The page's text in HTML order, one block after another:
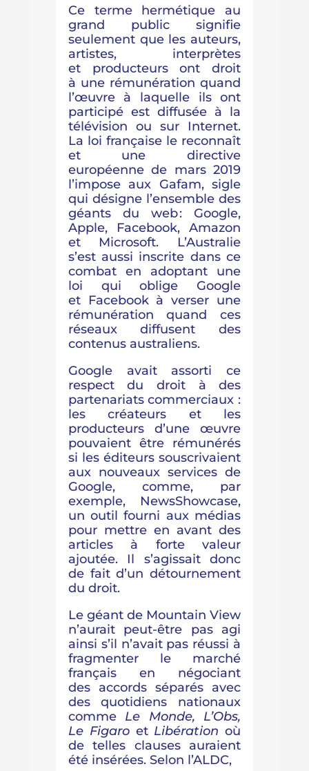
Ce terme hermétique au
grand public signifie
seulement que les auteurs,
artistes, interprètes
et producteurs ont droit
à une rémunération quand
l’œuvre à laquelle ils ont
participé est diffusée à la
télévision ou sur Internet.
La loi française le reconnaît
et une directive
européenne de mars 2019
l’impose aux Gafam, sigle
qui désigne l’ensemble des
géants du web : Google,
Apple, Facebook, Amazon
et Microsoft. L’Australie
s’est aussi inscrite dans ce
combat en adoptant une
loi qui oblige Google
et Facebook à verser une
rémunération quand ces
réseaux diffusent des
contenus australiens.
Google avait assorti ce
respect du droit à des
partenariats commerciaux :
les créateurs et les
producteurs d’une œuvre
pouvaient être rémunérés
si les éditeurs souscrivaient
aux nouveaux services de
Google, comme, par
exemple, NewsShowcase,
un outil fourni aux médias
pour mettre en avant des
articles à forte valeur
ajoutée. Il s’agissait donc
de fait d’un détournement
du droit.
Le géant de Mountain View
n’aurait peut-être pas agi
ainsi s’il n’avait pas réussi à
fragmenter le marché
français en négociant
des accords séparés avec
des quotidiens nationaux
comme Le Monde, L’Obs,
Le Figaroet Libération où
de telles clauses auraient
été insérées. Selon l’ALDC,